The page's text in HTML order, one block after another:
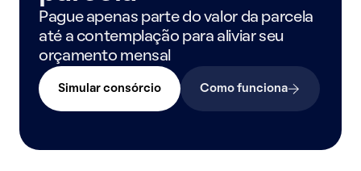
Pague apenas parte do valor da parcela
até a contemplação para aliviar seu
orçamento mensal
Simular consórcio Como funciona